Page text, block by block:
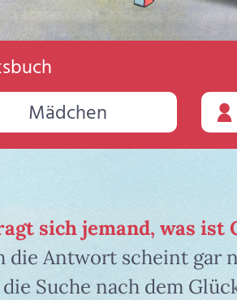
Mädchen
sich jemand, was ist
die Antwort scheint gar
Suche nach dem